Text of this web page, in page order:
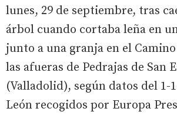
lunes, 29 de septiembre, tras
árbol cuando cortaba leña en
junto a una granja en el
las afueras de Pedrajas de San
(Valladolid), según datos del 1-
León recogidos por Europa